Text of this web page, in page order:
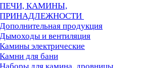
ПЕЧИ, КАМИНЫ,
ПРИНАДЛЕЖНОСТИ
Дополнительная продукция
Дымоходы и вентиляция
Камины электрические
Камни для бани